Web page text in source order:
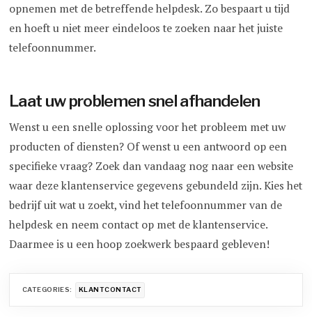
opnemen met de betreffende helpdesk. Zo bespaart u tijd
en hoeft u niet meer eindeloos te zoeken naar het juiste
telefoonnummer.
Laat uw problemen snel afhandelen
Wenst u een snelle oplossing voor het probleem met uw
producten of diensten? Of wenst u een antwoord op een
specifieke vraag? Zoek dan vandaag nog naar een website
waar deze klantenservice gegevens gebundeld zijn. Kies het
bedrijf uit wat u zoekt, vind het telefoonnummer van de
helpdesk en neem contact op met de klantenservice.
Daarmee is u een hoop zoekwerk bespaard gebleven!
CATEGORIES: KLANTCONTACT